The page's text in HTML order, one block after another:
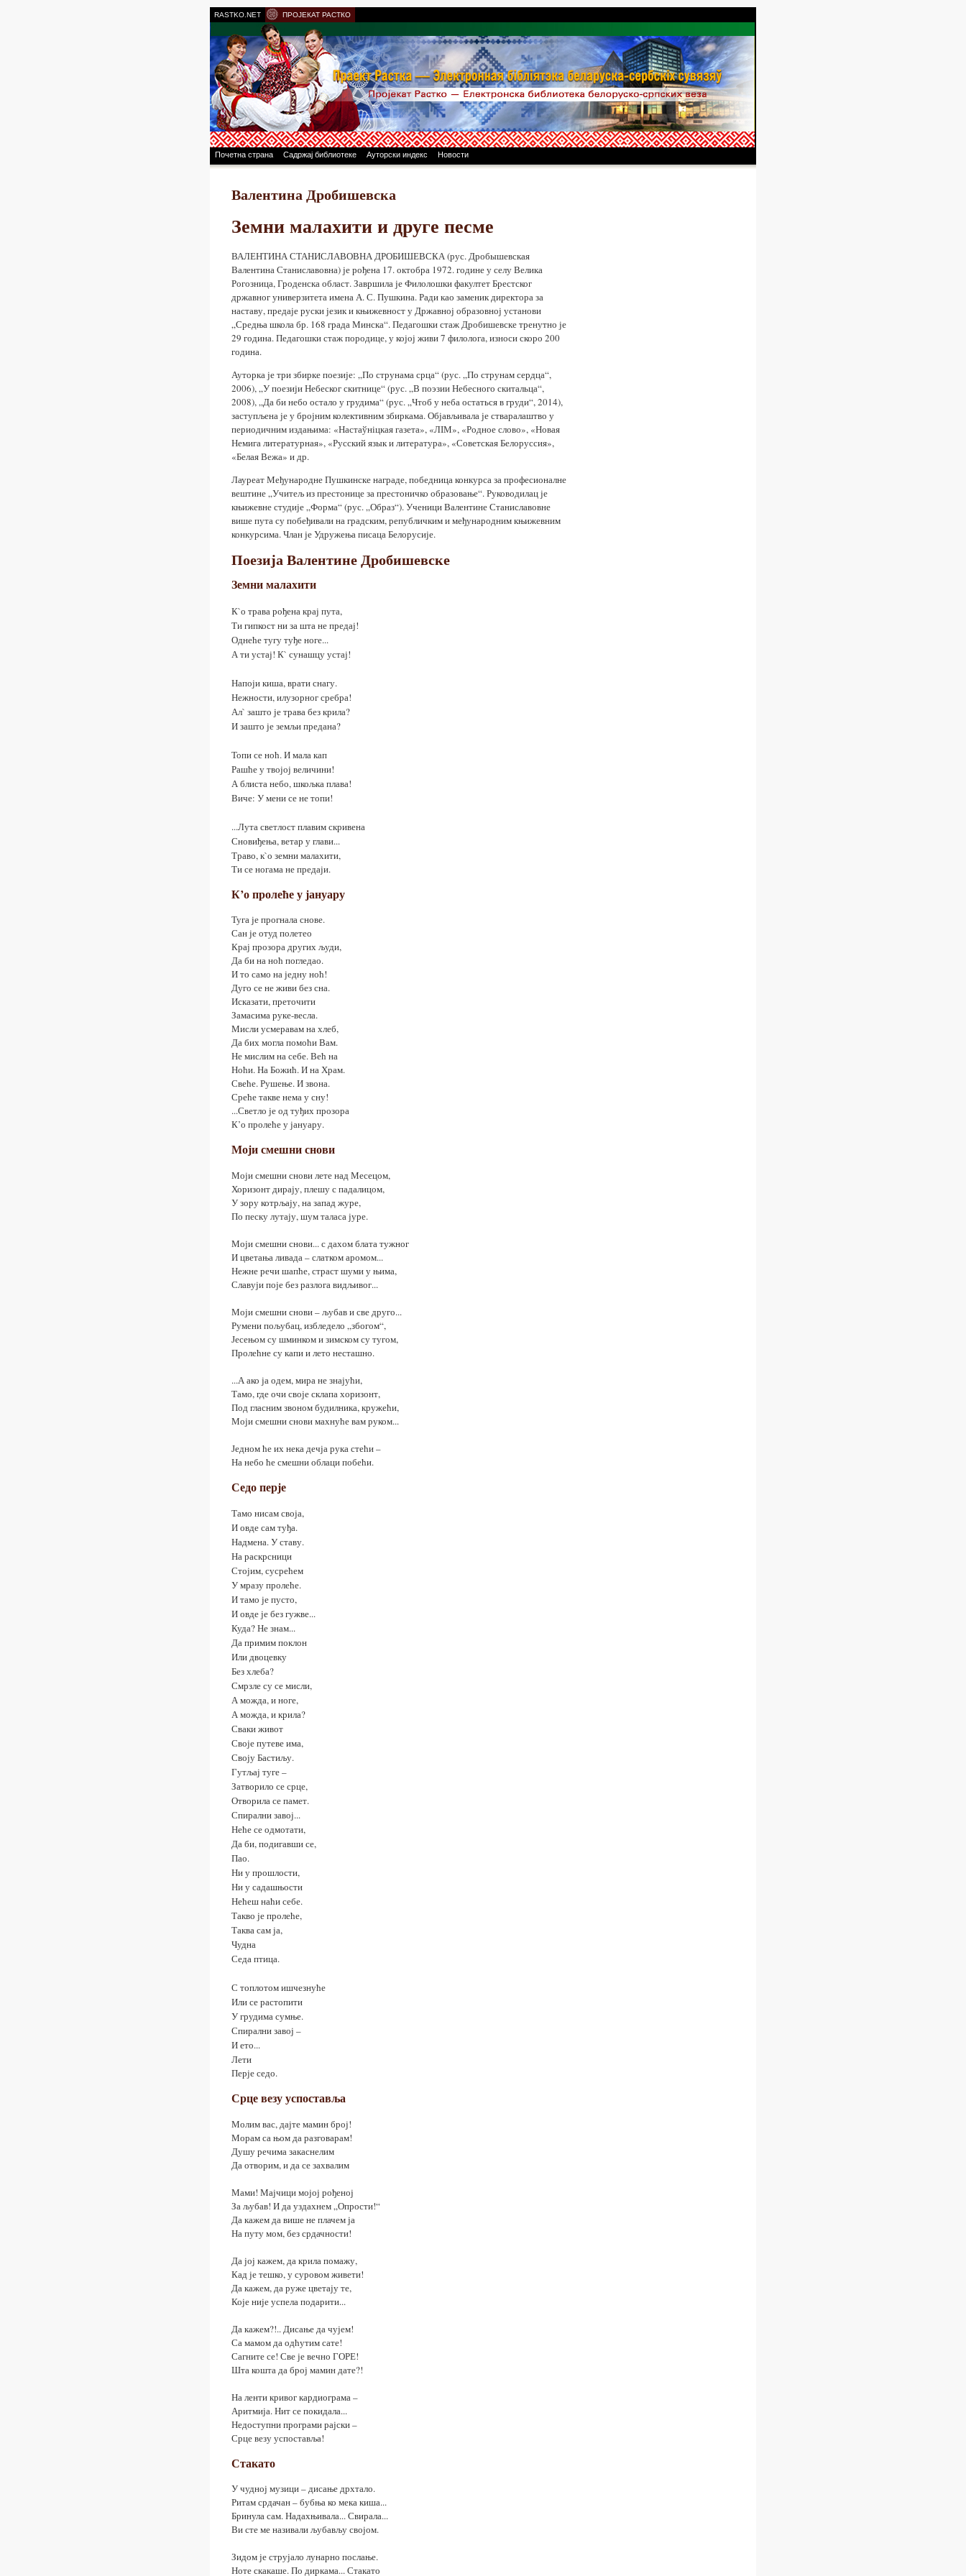
RASTKO.NET ПРОЈЕКАТ РАСТКО
Почетна страна Садржај библиотеке Ауторски индекс Новости
Валентина Дробишевска
Земни малахити и друге песме
ВАЛЕНТИНА СТАНИСЛАВОВНА ДРОБИШЕВСКА (рус. Дробышевская
Валентина Станиславовна) је рођена 17. октобра 1972. године у селу Велика
Рогозница, Гроденска област. Завршила је Филолошки факултет Брестског
државног универзитета имена А. С. Пушкина. Ради као заменик директора за
наставу, предаје руски језик и књижевност у Државној образовној установи
„Средња школа бр. 168 града Минска“. Педагошки стаж Дробишевске тренутно је
29 година. Педагошки стаж породице, у којој живи 7 филолога, износи скоро 200
година.
Ауторка је три збирке поезије: „По струнама срца“ (рус. „По струнам сердца“,
2006), „У поезији Небеског скитнице“ (рус. „В поэзии Небесного скитальца“,
2008), „Да би небо остало у грудима“ (рус. „Чтоб у неба остаться в груди“, 2014),
заступљена је у бројним колективним збиркама. Објављивала је стваралаштво у
периодичним издањима: «Настаўніцкая газета», «ЛІМ», «Родное слово», «Новая
Немига литературная», «Русский язык и литература», «Советская Белоруссия»,
«Белая Вежа» и др.
Лауреат Међународне Пушкинске награде, победница конкурса за професионалне
вештине „Учитељ из престонице за престоничко образовање“. Руководилац је
књижевне студије „Форма“ (рус. „Образ“). Ученици Валентине Станиславовне
више пута су побеђивали на градским, републичким и међународним књижевним
конкурсима. Члан је Удружења писаца Белорусије.
Поезија Валентине Дробишевске
Земни малахити
К`о трава рођена крај пута,
Ти гипкост ни за шта не предај!
Однеће тугу туђе ноге...
А ти устај! К` сунашцу устај!
Напоји киша, врати снагу.
Нежности, илузорног сребра!
Ал` зашто је трава без крила?
И зашто је земљи предана?
Топи се ноћ. И мала кап
Рашће у твојој величини!
А блиста небо, шкољка плава!
Виче: У мени се не топи!
...Лута светлост плавим скривена
Сновиђења, ветар у глави...
Траво, к`о земни малахити,
Ти се ногама не предаји.
К’о пролеће у јануару
Туга је прогнала снове.
Сан је отуд полетео
Крај прозора других људи,
Да би на ноћ погледао.
И то само на једну ноћ!
Дуго се не живи без сна.
Исказати, преточити
Замасима руке-весла.
Мисли усмеравам на хлеб,
Да бих могла помоћи Вам.
Не мислим на себе. Већ на
Ноћи. На Божић. И на Храм.
Свеће. Рушење. И звона.
Среће такве нема у сну!
...Светло је од туђих прозора
К’о пролеће у јануару.
Моји смешни снови
Моји смешни снови лете над Месецом,
Хоризонт дирају, плешу с падалицом,
У зору котрљају, на запад журе,
По песку лутају, шум таласа јуре.
Моји смешни снови... с дахом блата тужног
И цветања ливада – слатком аромом...
Нежне речи шапће, страст шуми у њима,
Славуји поје без разлога видљивог...
Моји смешни снови – љубав и све друго...
Румени пољубац, избледело „збогом“,
Јесењом су шминком и зимском су тугом,
Пролећне су капи и лето несташно.
...А ако ја одем, мира не знајући,
Тамо, где очи своје склапа хоризонт,
Под гласним звоном будилника, кружећи,
Моји смешни снови махнуће вам руком...
Једном ће их нека дечја рука стећи –
На небо ће смешни облаци побећи.
Седо перје
Тамо нисам своја,
И овде сам туђа.
Надмена. У ставу.
На раскрсници
Стојим, сусрећем
У мразу пролеће.
И тамо је пусто,
И овде је без гужве...
Куда? Не знам...
Да примим поклон
Или двоцевку
Без хлеба?
Смрзле су се мисли,
А можда, и ноге,
А можда, и крила?
Сваки живот
Своје путеве има,
Своју Бастиљу.
Гутљај туге –
Затворило се срце,
Отворила се памет.
Спирални завој...
Неће се одмотати,
Да би, подигавши се,
Пао.
Ни у прошлости,
Ни у садашњости
Нећеш наћи себе.
Такво је пролеће,
Таква сам ја,
Чудна
Седа птица.
С топлотом ишчезнуће
Или се растопити
У грудима сумње.
Спирални завој –
И ето...
Лети
Перје седо.
Срце везу успоставља
Молим вас, дајте мамин број!
Морам са њом да разговарам!
Душу речима закаснелим
Да отворим, и да се захвалим
Мами! Мајчици мојој рођеној
За љубав! И да уздахнем „Опрости!“
Да кажем да више не плачем ја
На путу мом, без срдачности!
Да јој кажем, да крила помажу,
Кад је тешко, у суровом живети!
Да кажем, да руже цветају те,
Које није успела подарити...
Да кажем?!.. Дисање да чујем!
Са мамом да одћутим сате!
Сагните се! Све је вечно ГОРЕ!
Шта кошта да број мамин дате?!
На ленти кривог кардиограма –
Аритмија. Нит се покидала...
Недоступни програми рајски –
Срце везу успоставља!
Стакато
У чудној музици – дисање дрхтало.
Ритам срдачан – бубња ко мека киша...
Бринула сам. Надахњивала... Свирала...
Ви сте ме називали љубављу својом.
Зидом је струјало лунарно послање.
Ноте скакаше. По диркама... Стакато